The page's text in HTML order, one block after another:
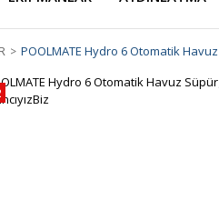
POOLMATE Hydro 6 Otomatik